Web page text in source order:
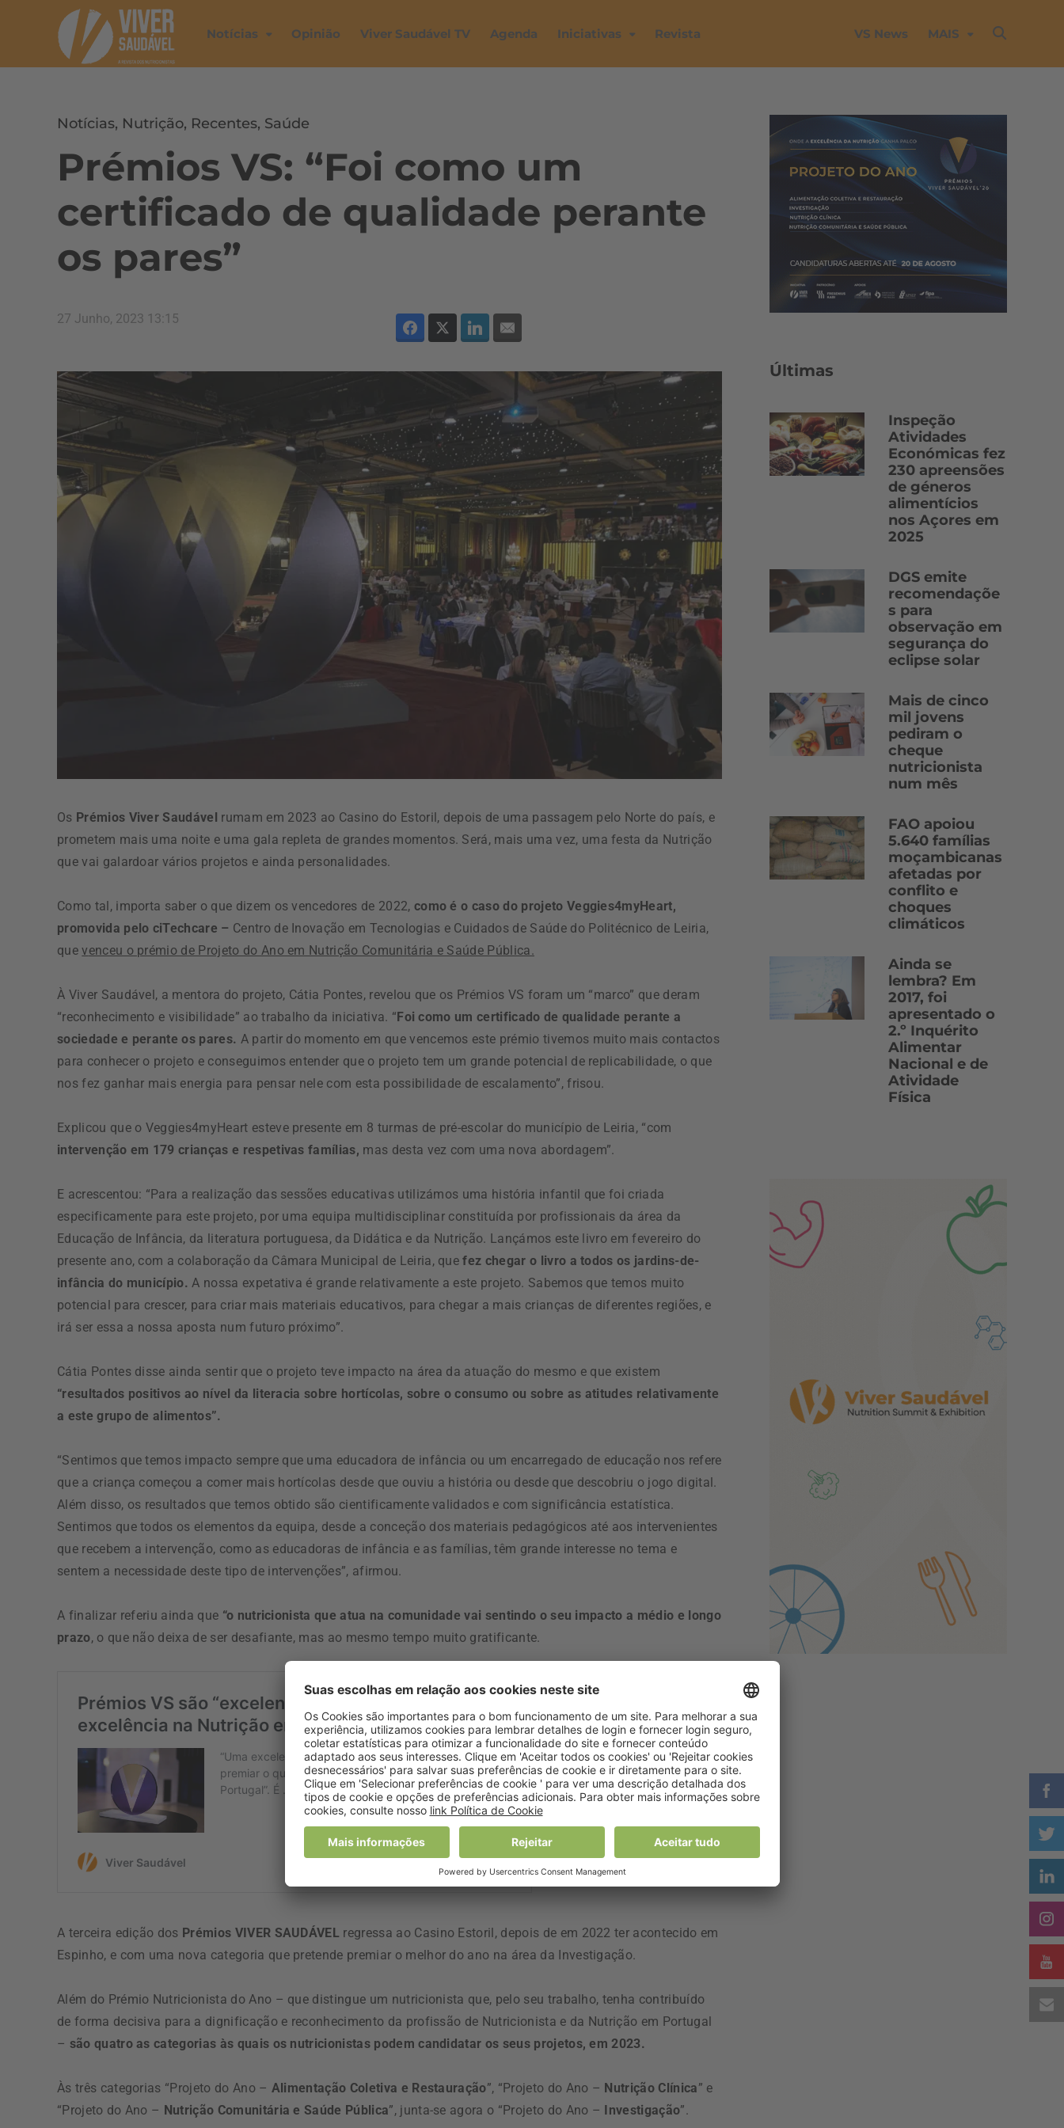
Notícias Opinião Viver Saudável TV Agenda Iniciativas Revista VS News MAIS
Notícias, Nutrição, Recentes, Saúde
Prémios VS: “Foi como um
certificado de qualidade perante
os pares”
27 Junho, 2023 13:15
Os Prémios Viver Saudável rumam em 2023 ao Casino do Estoril, depois de uma passagem pelo Norte do país, e
prometem mais uma noite e uma gala repleta de grandes momentos. Será, mais uma vez, uma festa da Nutrição
que vai galardoar vários projetos e ainda personalidades.
Como tal, importa saber o que dizem os vencedores de 2022, como é o caso do projeto Veggies4myHeart,
promovida pelo ciTechcare – Centro de Inovação em Tecnologias e Cuidados de Saúde do Politécnico de Leiria,
quevenceu o prémio de Projeto do Ano em Nutrição Comunitária e Saúde Pública.
À Viver Saudável, a mentora do projeto, Cátia Pontes, revelou que os Prémios VS foram um “marco” que deram
“reconhecimento e visibilidade” ao trabalho da iniciativa. “ Foi como um certificado de qualidade perante a
sociedade e perante os pares. A partir do momento em que vencemos este prémio tivemos muito mais contactos
para conhecer o projeto e conseguimos entender que o projeto tem um grande potencial de replicabilidade, o que
nos fez ganhar mais energia para pensar nele com esta possibilidade de escalamento”, frisou.
Explicou que o Veggies4myHeart esteve presente em 8 turmas de pré-escolar do município de Leiria, “com
intervenção em 179 crianças e respetivas famílias, mas desta vez com uma nova abordagem”.
E acrescentou: “Para a realização das sessões educativas utilizámos uma história infantil que foi criada
especificamente para este projeto, por uma equipa multidisciplinar constituída por profissionais da área da
Educação de Infância, da literatura portuguesa, da Didática e da Nutrição. Lançámos este livro em fevereiro do
presente ano, com a colaboração da Câmara Municipal de Leiria, quefez chegar o livro a todos os jardins-de-
infância do município. A nossa expetativa é grande relativamente a este projeto. Sabemos que temos muito
potencial para crescer, para criar mais materiais educativos, para chegar a mais crianças de diferentes regiões, e
irá ser essa a nossa aposta num futuro próximo”.
Cátia Pontes disse ainda sentir que o projeto teve impacto na área da atuação do mesmo e que existem
“resultados positivos ao nível da literacia sobre hortícolas, sobre o consumo ou sobre as atitudes relativamente
a este grupo de alimentos”.
“Sentimos que temos impacto sempre que uma educadora de infância ou um encarregado de educação nos refere
que a criança começou a comer mais hortícolas desde que ouviu a história ou desde que descobriu o jogo digital.
Além disso, os resultados que temos obtido são cientificamente validados e com significância estatística.
Sentimos que todos os elementos da equipa, desde a conceção dos materiais pedagógicos até aos intervenientes
que recebem a intervenção, como as educadoras de infância e as famílias, têm grande interesse no tema e
sentem a necessidade deste tipo de intervenções”, afirmou.
A finalizar referiu ainda que “o nutricionista que atua na comunidade vai sentindo o seu impacto a médio e longo
prazo, o que não deixa de ser desafiante, mas ao mesmo tempo muito gratificante.
A terceira edição dos Prémios VIVER SAUDÁVEL regressa ao Casino Estoril, depois de em 2022 ter acontecido em
Espinho, e com uma nova categoria que pretende premiar o melhor do ano na área da Investigação.
Além do Prémio Nutricionista do Ano – que distingue um nutricionista que, pelo seu trabalho, tenha contribuído
de forma decisiva para a dignificação e reconhecimento da profissão de Nutricionista e da Nutrição em Portugal
– são quatro as categorias às quais os nutricionistas podem candidatar os seus projetos, em 2023.
Às três categorias “Projeto do Ano – Alimentação Coletiva e Restauração”, “Projeto do Ano – Nutrição Clínica” e
“Projeto do Ano – Nutrição Comunitária e Saúde Pública”, junta-se agora o “Projeto do Ano – Investigação”.
Últimas
Inspeção
Atividades
Económicas fez
230 apreensões
de géneros
alimentícios
nos Açores em
2025
DGS emite
recomendaçõe
s para
observação em
segurança do
eclipse solar
Mais de cinco
mil jovens
pediram o
cheque
nutricionista
num mês
FAO apoiou
5.640 famílias
moçambicanas
afetadas por
conflito e
choques
climáticos
Ainda se
lembra? Em
2017, foi
apresentado o
2.º Inquérito
Alimentar
Nacional e de
Atividade
Física